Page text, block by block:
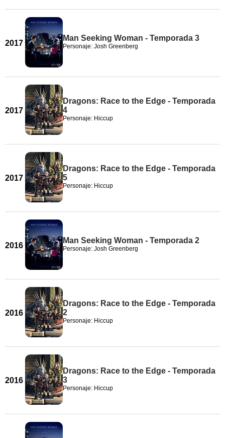
2017
Man Seeking Woman - Temporada 3
Personaje: Josh Greenberg
2017
Dragons: Race to the Edge - Temporada
4
Personaje: Hiccup
2017
Dragons: Race to the Edge - Temporada
5
Personaje: Hiccup
2016
Man Seeking Woman - Temporada 2
Personaje: Josh Greenberg
2016
Dragons: Race to the Edge - Temporada
2
Personaje: Hiccup
2016
Dragons: Race to the Edge - Temporada
3
Personaje: Hiccup